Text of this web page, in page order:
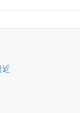
近